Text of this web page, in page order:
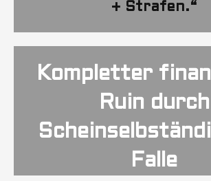
+ Strafen.“
Kompletter
Ruin durch
Falle